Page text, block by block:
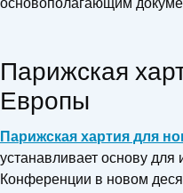
Парижская
Европы
Парижская хартия для
устанавливает основу для
Конференции в новом